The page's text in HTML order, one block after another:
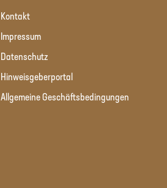
Kontakt
Impressum
Datenschutz
Hinweisgeberportal
Allgemeine Geschäftsbedingungen